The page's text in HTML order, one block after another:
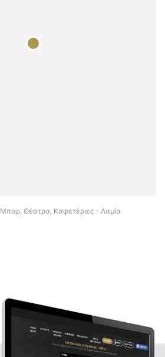
Μπαρ, Θέατρα, Καφετέριες - Λαμία